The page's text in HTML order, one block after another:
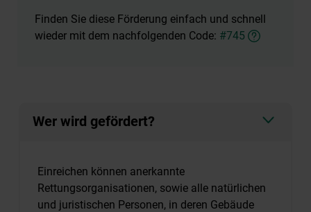
Finden Sie diese Förderung einfach und schnell
wieder mit dem nachfolgenden Code: #745
Wer wird gefördert?
Einreichen können anerkannte
Rettungsorganisationen, sowie alle natürlichen
und juristischen Personen, in deren Gebäude